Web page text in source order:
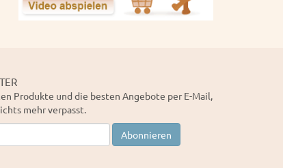
Produkte und die besten Angebote per E-Mail,
mehr verpasst.
Abonnieren